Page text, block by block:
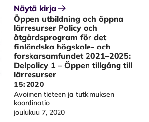
Näytä kirja
Öppen utbildning och öppna
lärresurser Policy och
åtgärdsprogram för det
finländska högskole- och
forskarsamfundet 2021–2025:
Delpolicy 1 – Öppen tillgång till
lärresurser
15:2020
Avoimen tieteen ja tutkimuksen
koordinatio
joulukuu 7, 2020